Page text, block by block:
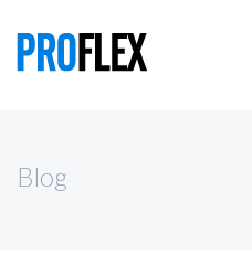
Blog